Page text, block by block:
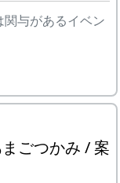
与があるイベン
ごつかみ / 案